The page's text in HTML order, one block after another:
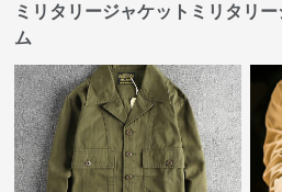
ミリタリージャケットミリタリ
ム